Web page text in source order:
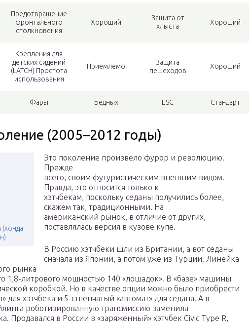
Предотвращение
фронтального
столкновения
Хороший
Защита от
хлыста
Хороший
Крепления для
детских сидений
(LATCH) Простота
использования
Приемлемо
Защита
пешеходов
Хороший
Фары Бедных ESC Стандарт
(2005–2012 годы)
(хонда
Это поколение произвело фурор и революцию.
Прежде
всего, своим футуристическим внешним видом.
Правда, это относится только к
хэтчбекам, поскольку седаны получились более,
скажем так, традиционными. На
американский рынок, в отличие от других,
поставлялась версия в кузове купе.
В Россию хэтчбеки шли из Британии, а вот седаны
сначала из Японии, а потом уже из Турции. Линейка
рынка
1,8-литрового мощностью 140 «лошадок». В «базе» машины
коробкой. Но в качестве опции можно было приобрести
для хэтчбека и 5-стпенчатый «автомат» для седана. А в
роботизированную трансмиссию заменила
Продавался в России в «заряженный» хэтчбек Civic Type R,